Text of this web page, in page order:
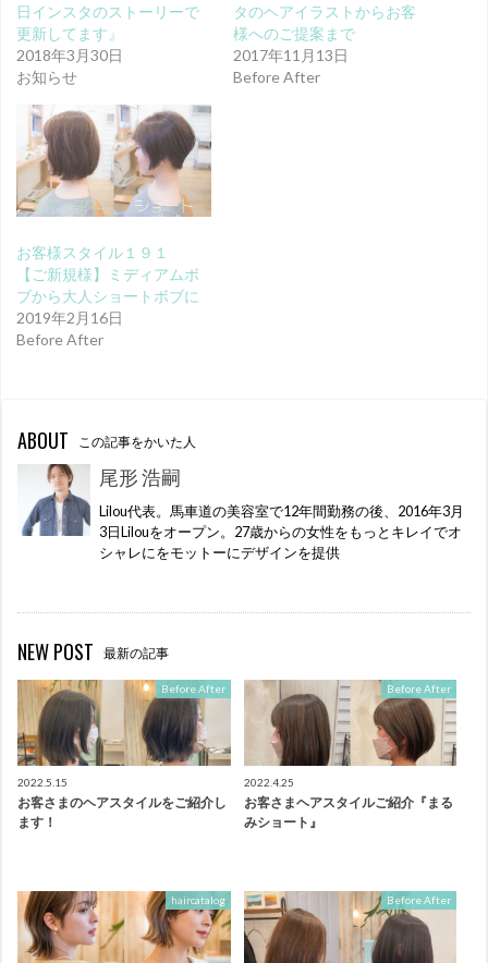
日インスタのストーリーで
更新してます』
2018年3月30日
お知らせ
タのヘアイラストからお客
様へのご提案まで
2017年11月13日
Before After
お客様スタイル１９１
【ご新規様】ミディアムボ
ブから大人ショートボブに
2019年2月16日
Before After
ABOUT この記事をかいた人
尾形 浩嗣
Lilou代表。馬車道の美容室で12年間勤務の後、2016年3月
3日Lilouをオープン。27歳からの女性をもっとキレイでオ
シャレにをモットーにデザインを提供
NEW POST 最新の記事
Before After
2022.5.15
お客さまのヘアスタイルをご紹介し
ます！
Before After
2022.4.25
お客さまヘアスタイルご紹介『まる
みショート』
haircatalog Before After